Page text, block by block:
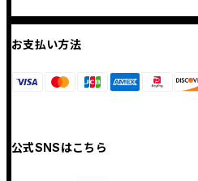
お支払い方法
公式SNSはこちら